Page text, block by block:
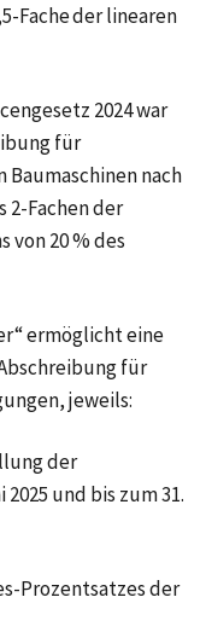
Fache der linearen
2024 war
für
nach
2-Fachen der
von 20 % des
ermöglicht eine
für
jeweils:
der
und bis zum 31.
Prozentsatzes der